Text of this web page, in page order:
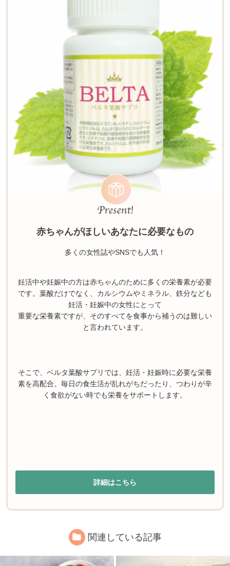
赤ちゃんがほしいあなたに必要なもの
多くの女性誌やSNSでも人気！
妊活中や妊娠中の方は赤ちゃんのために多くの栄養素が必要
です。葉酸だけでなく、カルシウムやミネラル、鉄分なども
妊活・妊娠中の女性にとって
重要な栄養素ですが、そのすべてを食事から補うのは難しい
と言われています。
そこで、ベルタ葉酸サプリでは、妊活・妊娠時に必要な栄養
素を高配合。毎日の食生活が乱れがちだったり、つわりが辛
く食欲がない時でも栄養をサポートします。
詳細はこちら
関連している記事